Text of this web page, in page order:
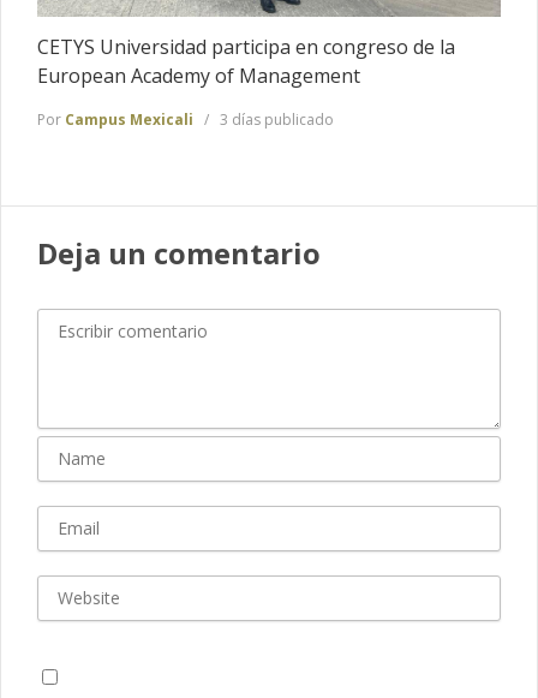
CETYS Universidad participa en congreso de la
European Academy of Management
Por Campus Mexicali 3 días publicado
Deja un comentario